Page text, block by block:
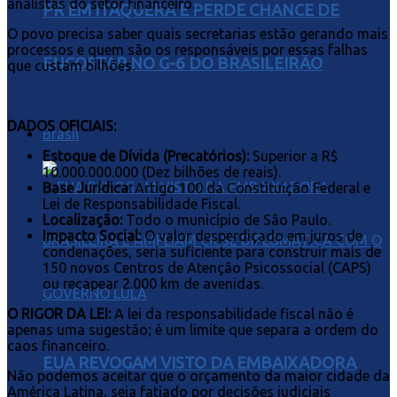
PR EM ITAQUERA E PERDE CHANCE DE
ENCOSTAR NO G-6 DO BRASILEIRÃO
Brasil
EUA REVOGAM VISTO DA EMBAIXADORA
analistas do setor financeiro.
O povo precisa saber quais secretarias estão gerando mais
processos e quem são os responsáveis por essas falhas
que custam bilhões.
DADOS OFICIAIS:
Estoque de Dívida (Precatórios): Superior a R$
10.000.000.000 (Dez bilhões de reais).
Base Jurídica:Artigo 100 da Constituição Federal e
Lei de Responsabilidade Fiscal.
Localização: Todo o município de São Paulo.
Impacto Social: O valor desperdiçado em juros de
condenações, seria suficiente para construir mais de
150 novos Centros de Atenção Psicossocial (CAPS)
ou recapear 2.000 km de avenidas.
O RIGOR DA LEI: A lei da responsabilidade fiscal não é
apenas uma sugestão; é um limite que separa a ordem do
caos financeiro.
Não podemos aceitar que o orçamento da maior cidade da
América Latina, seja fatiado por decisões judiciais